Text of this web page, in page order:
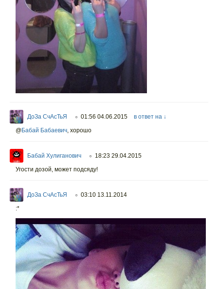
ДоЗа СчАсТьЯ ○ 01:56 04.06.2015
в ответ на ↓
@Бабай Бабаевич, хорошо
Бабай Хулиганович ○ 18:23 29.04.2015
Угости дозой, может подсяду!
ДоЗа СчАсТьЯ ○ 03:10 13.11.2014
:*